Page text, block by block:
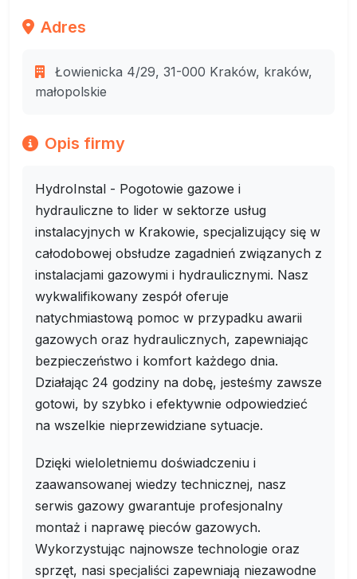
Adres
Łowienicka 4/29, 31-000 Kraków, kraków,
małopolskie
Opis firmy
HydroInstal - Pogotowie gazowe i
hydrauliczne to lider w sektorze usług
instalacyjnych w Krakowie, specjalizujący się w
całodobowej obsłudze zagadnień związanych z
instalacjami gazowymi i hydraulicznymi. Nasz
wykwalifikowany zespół oferuje
natychmiastową pomoc w przypadku awarii
gazowych oraz hydraulicznych, zapewniając
bezpieczeństwo i komfort każdego dnia.
Działając 24 godziny na dobę, jesteśmy zawsze
gotowi, by szybko i efektywnie odpowiedzieć
na wszelkie nieprzewidziane sytuacje.
Dzięki wieloletniemu doświadczeniu i
zaawansowanej wiedzy technicznej, nasz
serwis gazowy gwarantuje profesjonalny
montaż i naprawę pieców gazowych.
Wykorzystując najnowsze technologie oraz
sprzęt, nasi specjaliści zapewniają niezawodne